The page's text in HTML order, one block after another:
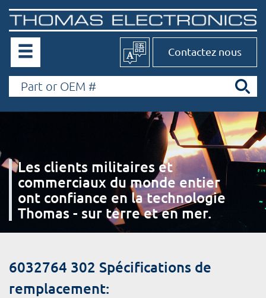
Contactez nous
Les clients militaires et
commerciaux du monde entier
ont confiance en la technologie
Thomas - sur terre et en mer.
6032764 302 Spécifications de
remplacement: